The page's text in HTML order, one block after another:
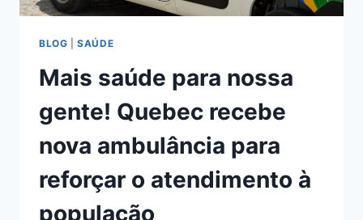
BLOG |SAÚDE
Mais saúde para nossa
gente! Quebec recebe
nova ambulância para
reforçar o atendimento à
população